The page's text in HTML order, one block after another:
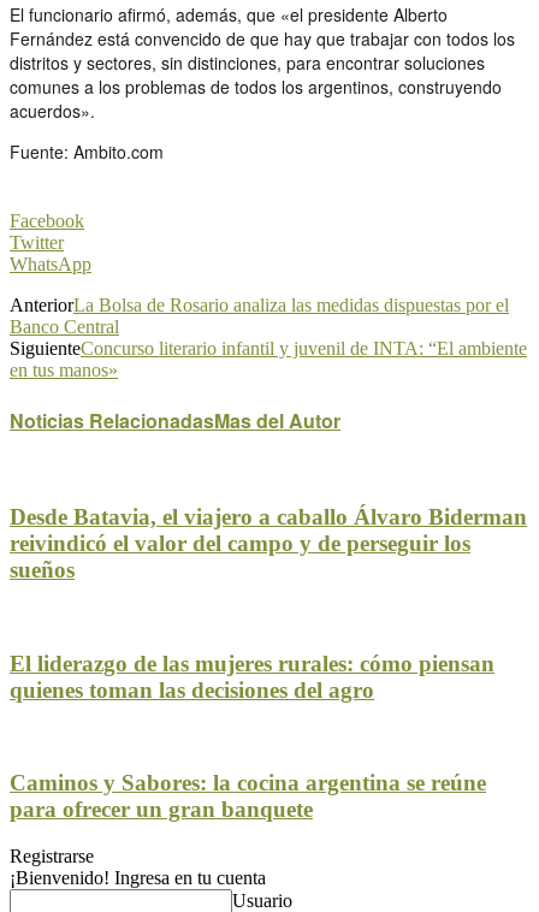
El funcionario afirmó, además, que «el presidente Alberto
Fernández está convencido de que hay que trabajar con todos los
distritos y sectores, sin distinciones, para encontrar soluciones
comunes a los problemas de todos los argentinos, construyendo
acuerdos».
Fuente: Ambito.com
Facebook
Twitter
WhatsApp
AnteriorLa Bolsa de Rosario analiza las medidas dispuestas por el
Banco Central
SiguienteConcurso literario infantil y juvenil de INTA: “El ambiente
en tus manos»
Noticias RelacionadasMas del Autor
Desde Batavia, el viajero a caballo Álvaro Biderman
reivindicó el valor del campo y de perseguir los
sueños
El liderazgo de las mujeres rurales: cómo piensan
quienes toman las decisiones del agro
Caminos y Sabores: la cocina argentina se reúne
para ofrecer un gran banquete
Registrarse
¡Bienvenido! Ingresa en tu cuenta
Usuario